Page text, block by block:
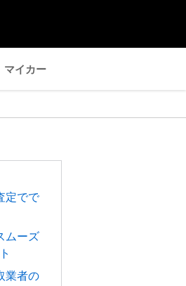
マイカー
定でで
ムーズ
業者の